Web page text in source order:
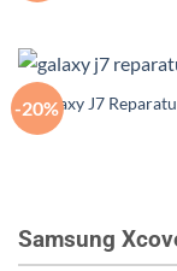
-20%
Galaxy J7
Samsung